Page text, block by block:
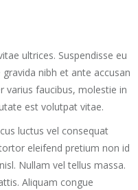
ultrices. Suspendisse eu
nibh et ante accusan
varius faucibus, molestie in
est volutpat vitae.
luctus vel consequat
eleifend pretium non id
Nullam vel tellus massa.
Aliquam congue